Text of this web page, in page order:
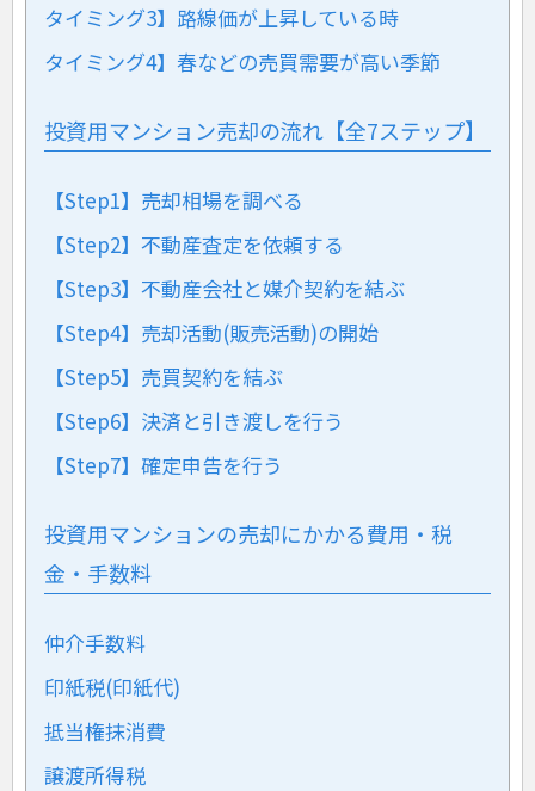
タイミング3】路線価が上昇している時
タイミング4】春などの売買需要が高い季節
投資用マンション売却の流れ【全7ステップ】
【Step1】売却相場を調べる
【Step2】不動産査定を依頼する
【Step3】不動産会社と媒介契約を結ぶ
【Step4】売却活動(販売活動)の開始
【Step5】売買契約を結ぶ
【Step6】決済と引き渡しを行う
【Step7】確定申告を行う
投資用マンションの売却にかかる費用・税
金・手数料
仲介手数料
印紙税(印紙代)
抵当権抹消費
譲渡所得税